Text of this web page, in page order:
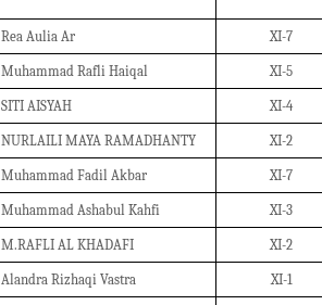
Rea Aulia Ar XI-7
Muhammad Rafli Haiqal XI-5
SITI AISYAH XI-4
NURLAILI MAYA RAMADHANTY XI-2
Muhammad Fadil Akbar XI-7
Muhammad Ashabul Kahfi XI-3
M.RAFLI AL KHADAFI XI-2
Alandra Rizhaqi Vastra XI-1